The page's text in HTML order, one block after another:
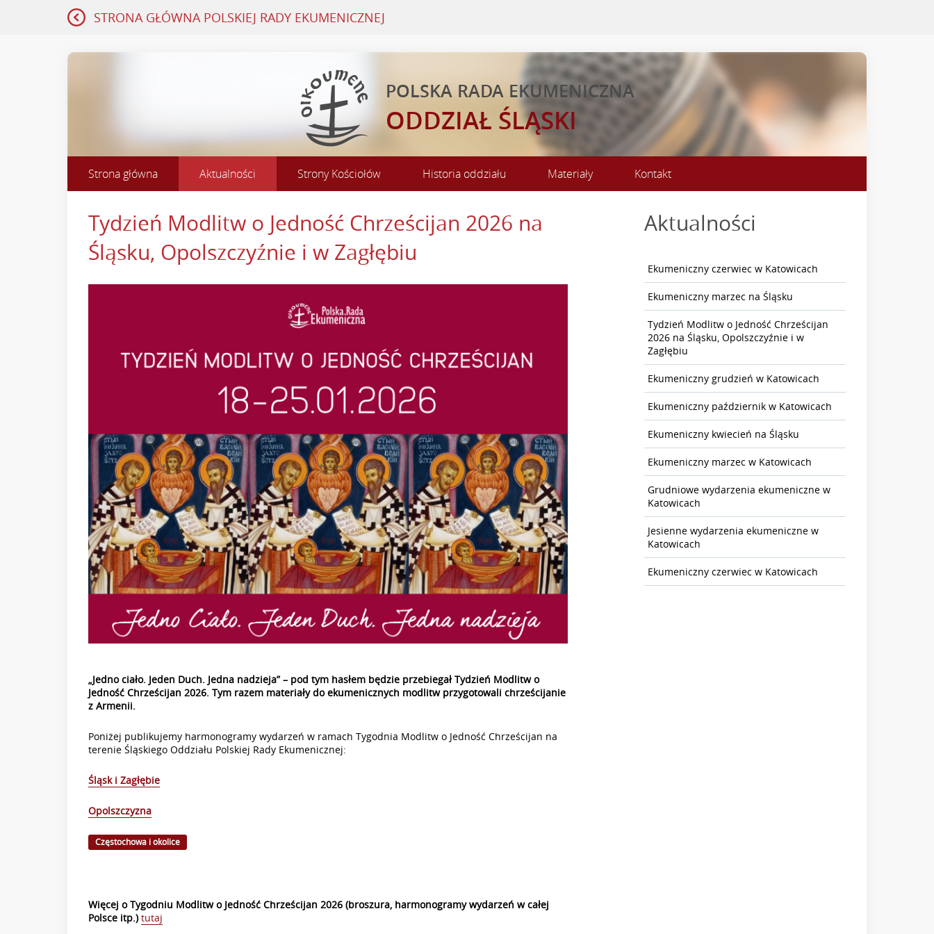
STRONA GŁÓWNA POLSKIEJ RADY EKUMENICZNEJ
POLSKA RADA EKUMENICZNA
ODDZIAŁ ŚLĄSKI
Strona główna Aktualności Strony Kościołów Historia oddziału Materiały Kontakt
Tydzień Modlitw o Jedność Chrześcijan 2026 na
Śląsku, Opolszczyźnie i w Zagłębiu
„Jedno ciało. Jeden Duch. Jedna nadzieja” – pod tym hasłem będzie przebiegał Tydzień Modlitw o
Jedność Chrześcijan 2026. Tym razem materiały do ekumenicznych modlitw przygotowali chrześcijanie
z Armenii.
Poniżej publikujemy harmonogramy wydarzeń w ramach Tygodnia Modlitw o Jedność Chrześcijan na
terenie Śląskiego Oddziału Polskiej Rady Ekumenicznej:
Śląsk i Zagłębie
Opolszczyzna
Częstochowa i okolice
Więcej o Tygodniu Modlitw o Jedność Chrześcijan 2026 (broszura, harmonogramy wydarzeń w całej
Polsce itp.)tutaj
Aktualności
Ekumeniczny czerwiec w Katowicach
Ekumeniczny marzec na Śląsku
Tydzień Modlitw o Jedność Chrześcijan
2026 na Śląsku, Opolszczyźnie i w
Zagłębiu
Ekumeniczny grudzień w Katowicach
Ekumeniczny październik w Katowicach
Ekumeniczny kwiecień na Śląsku
Ekumeniczny marzec w Katowicach
Grudniowe wydarzenia ekumeniczne w
Katowicach
Jesienne wydarzenia ekumeniczne w
Katowicach
Ekumeniczny czerwiec w Katowicach